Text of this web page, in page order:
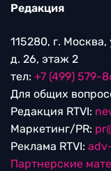
Редакция
115280, г.
д. 26, этаж 2
тел: +7 (499) 579-
Для общих
Редакция RTVI:
Маркетинг/PR:
Реклама RTVI:
Партнерские